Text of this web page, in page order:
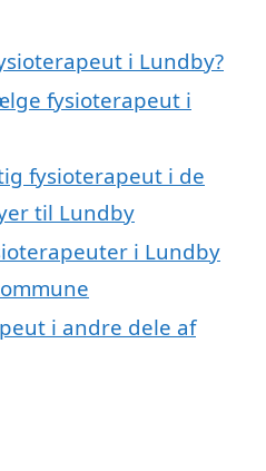
i Lundby?
fysioterapeut i
fysioterapeut i de
til Lundby
i Lundby
i andre dele af